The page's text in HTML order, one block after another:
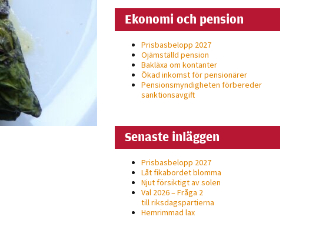
Ekonomi och pension
Prisbasbelopp 2027
Ojämställd pension
Bakläxa om kontanter
Ökad inkomst för pensionärer
Pensionsmyndigheten förbereder
sanktionsavgift
Senaste inläggen
Prisbasbelopp 2027
Låt fikabordet blomma
Njut försiktigt av solen
Val 2026 – Fråga 2
till riksdagspartierna
Hemrimmad lax